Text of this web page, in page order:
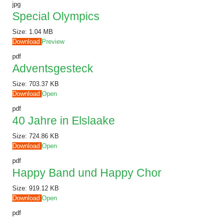
jpg
Special Olympics
Size: 1.04 MB
Download Preview
pdf
Adventsgesteck
Size: 703.37 KB
Download Open
pdf
40 Jahre in Elslaake
Size: 724.86 KB
Download Open
pdf
Happy Band und Happy Chor
Size: 919.12 KB
Download Open
pdf